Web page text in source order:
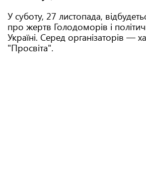
У суботу, 27 листопада,
про жертв Голодоморів і
Україні. Серед організаторів —
"Просвіта".